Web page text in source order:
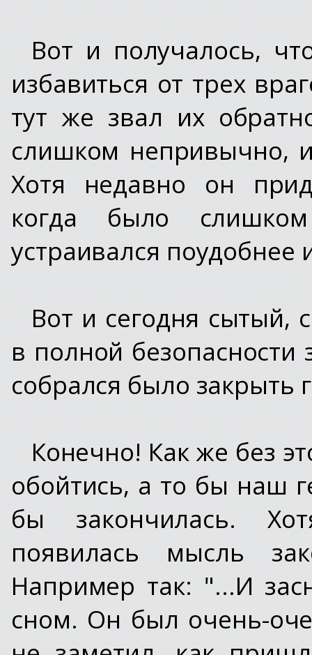
Вот и получалось,
избавиться от трех
тут же звал их
слишком непривычно,
Хотя недавно он
когда было
устраивался поудобнее
Вот и сегодня сытый,
в полной
собрался было закрыть
Конечно! Как же без
обойтись, а то бы наш
бы закончилась.
появилась мысль
Например так: "...И
сном. Он был очень-